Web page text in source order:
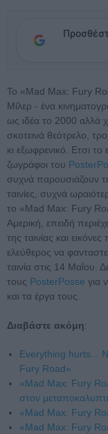
Το «Mad Max: Fury
Μίλερ - ένα
ως ιδέα το 2000 αλλά
σκοτεινά θεότρελο,
κι εξωφρενικό. Ετσι το
ζωγράφοι του
συχνά παρουσιάζουν
ταινίες, συχνά
το «Mad Max: Fury
Αμερική, επειδή
της ταινίας και
ελεύθερος να
ταινία στις 14 Μαΐου.
τους PosterPosse για
και τα έργα τους.
Διαβάστε ακόμη:
Everything hurts...
Fury Road»
«Mad Max: Fury
στον
«Mad Max: Fury
«Mad Max: Fury